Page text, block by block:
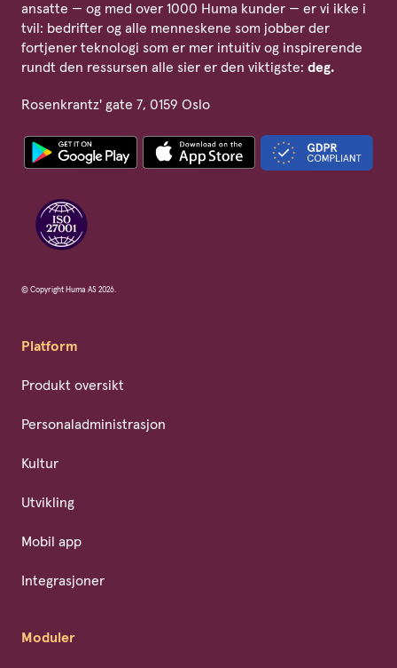
ansatte — og med over 1000 Huma kunder — er vi ikke i
tvil: bedrifter og alle menneskene som jobber der
fortjener teknologi som er mer intuitiv og inspirerende
rundt den ressursen alle sier er den viktigste: deg.
Rosenkrantz' gate 7, 0159 Oslo
© Copyright Huma AS 2026.
Platform
Produkt oversikt
Personaladministrasjon
Kultur
Utvikling
Mobil app
Integrasjoner
Moduler